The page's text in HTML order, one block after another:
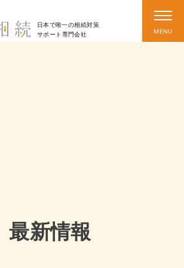
日本で唯一の相続対策
サポート 専門会社
最新情報